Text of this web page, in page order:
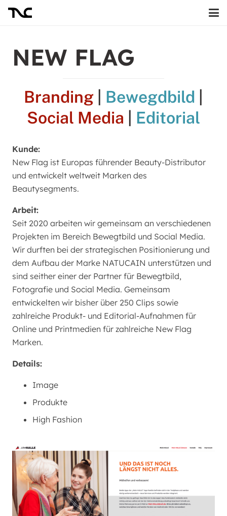
NEW FLAG
Branding Bewegdbild
Social Media
Editorial
Kunde:
New Flag ist Europas führender Beauty-Distributor
und entwickelt weltweit Marken des
Beautysegments.
Arbeit:
Seit 2020 arbeiten wir gemeinsam an verschiedenen
Projekten im Bereich Bewegtbild und Social Media.
Wir durften bei der strategischen Positionierung und
dem Aufbau der Marke NATUCAIN unterstützen und
sind seither einer der Partner für Bewegtbild,
Fotografie und Social Media. Gemeinsam
entwickelten wir bisher über 250 Clips sowie
zahlreiche Produkt- und Editorial-Aufnahmen für
Online und Printmedien für zahlreiche New Flag
Marken.
Details:
Image
Produkte
High Fashion